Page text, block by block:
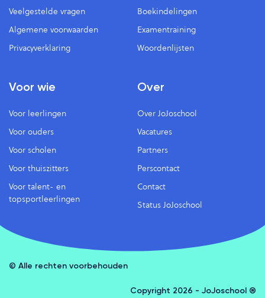
Veelgestelde vragen
Algemene voorwaarden
Privacyverklaring
Boekindelingen
Examentraining
Woordenlijsten
Voor wie
Voor leerlingen
Voor ouders
Voor scholen
Voor thuiszitters
Voor talent- en
topsportleerlingen
Over
Over JoJoschool
Vacatures
Partners
Perscontact
Contact
Status JoJoschool
© Alle rechten voorbehouden
Copyright 2026 - JoJoschool ®